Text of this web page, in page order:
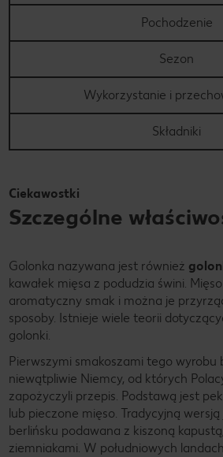
Pochodzenie
Sezon
Wykorzystanie i
Składniki
Ciekawostki
Szczególne
Golonka nazywana jest również
kawałek mięsa z podudzia świni.
aromatyczny smak i można je
sposoby. Istnieje wiele teorii
golonki.
Pierwszymi smakoszami tego wyrobu
niewątpliwie Niemcy, od których
zapożyczyli przepis. Podstawą jest
lub pieczone mięso. Tradycyjną
berlińsku podawana z kiszoną
ziemniakami. W południowych